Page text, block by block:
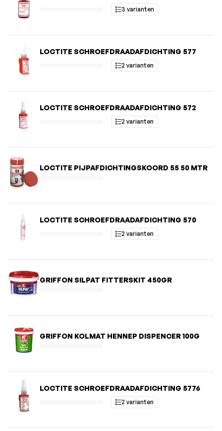
3 varianten
LOCTITE SCHROEFDRAADAFDICHTING 577
2 varianten
LOCTITE SCHROEFDRAADAFDICHTING 572
2 varianten
LOCTITE PIJPAFDICHTINGSKOORD 55 50 MTR
LOCTITE SCHROEFDRAADAFDICHTING 570
2 varianten
GRIFFON SILPAT FITTERSKIT 450GR
GRIFFON KOLMAT HENNEP DISPENCER 100G
LOCTITE SCHROEFDRAADAFDICHTING 5776
2 varianten